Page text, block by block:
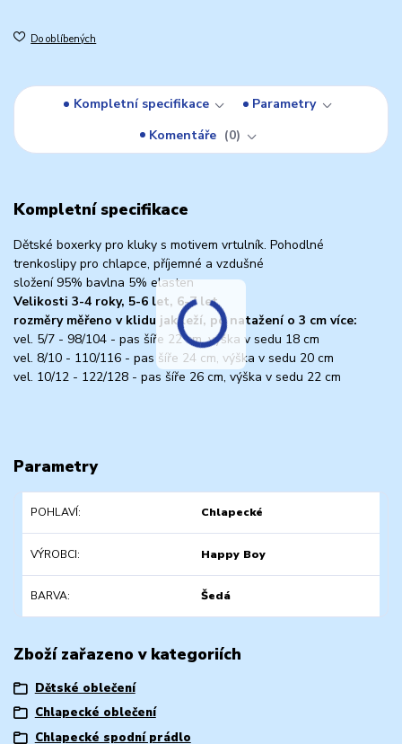
Do oblíbených
Kompletní specifikace
Parametry
Komentáře
0
Kompletní specifikace
Dětské boxerky pro kluky s motivem vrtulník. Pohodlné
trenkoslipy pro chlapce, příjemné a vzdušné
složení 95% bavlna 5% elasten
Velikosti 3-4 roky, 5-6 let, 6-7 let
rozměry měřeno v klidu jak leží, po natažení o 3 cm více:
vel. 5/7 - 98/104 - pas šíře 22 cm, výška v sedu 18 cm
vel. 8/10 - 110/116 - pas šíře 24 cm, výška v sedu 20 cm
vel. 10/12 - 122/128 - pas šíře 26 cm, výška v sedu 22 cm
Parametry
POHLAVÍ Chlapecké
VÝROBCI Happy Boy
BARVA Šedá
Zboží zařazeno v kategoriích
Dětské oblečení
Chlapecké oblečení
Chlapecké spodní prádlo